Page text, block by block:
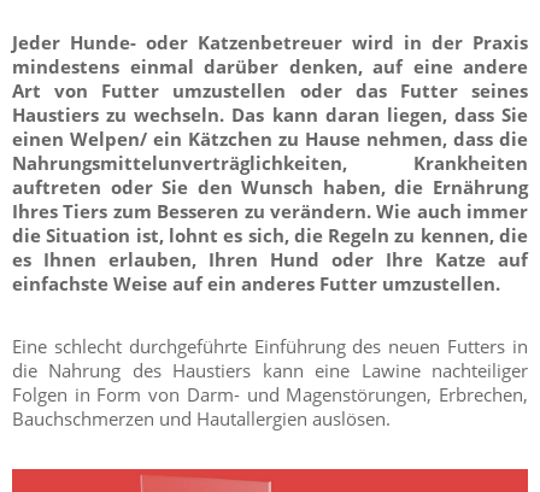
Jeder Hunde- oder Katzenbetreuer wird in der Praxis
mindestens einmal darüber denken, auf eine andere
Art von Futter umzustellen oder das Futter seines
Haustiers zu wechseln. Das kann daran liegen, dass Sie
einen Welpen/ ein Kätzchen zu Hause nehmen, dass die
Nahrungsmittelunverträglichkeiten, Krankheiten
auftreten oder Sie den Wunsch haben, die Ernährung
Ihres Tiers zum Besseren zu verändern. Wie auch immer
die Situation ist, lohnt es sich, die Regeln zu kennen, die
es Ihnen erlauben, Ihren Hund oder Ihre Katze auf
einfachste Weise auf ein anderes Futter umzustellen.
Eine schlecht durchgeführte Einführung des neuen Futters in
die Nahrung des Haustiers kann eine Lawine nachteiliger
Folgen in Form von Darm- und Magenstörungen, Erbrechen,
Bauchschmerzen und Hautallergien auslösen.